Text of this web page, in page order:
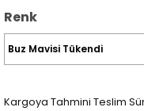
Renk
Kargoya Tahmini Teslim